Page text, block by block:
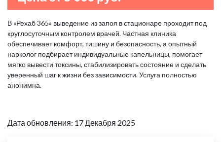
В «Рехаб 365» выведение из запоя в стационаре проходит под
круглосуточным контролем врачей. Частная клиника
обеспечивает комфорт, тишину и безопасность, а опытный
нарколог подбирает индивидуальные капельницы, помогает
мягко вывести токсины, стабилизировать состояние и сделать
уверенный шаг к жизни без зависимости. Услуга полностью
анонимна.
Дата обновления: 17 Декабря 2025